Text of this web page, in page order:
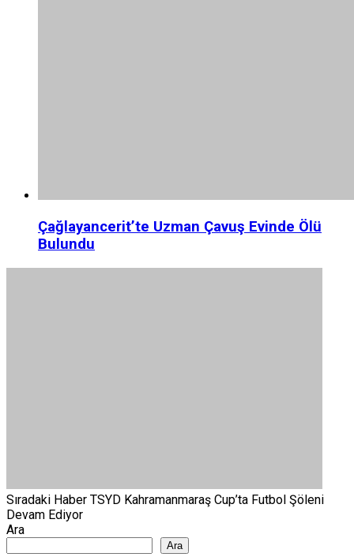
Çağlayancerit’te Uzman Çavuş Evinde Ölü
Bulundu
Sıradaki Haber TSYD Kahramanmaraş Cup’ta Futbol Şöleni
Devam Ediyor
Ara
Ara